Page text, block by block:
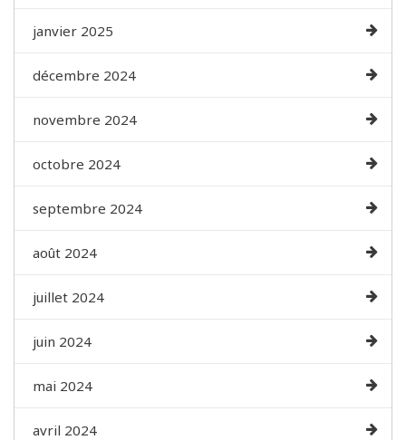
janvier 2025
décembre 2024
novembre 2024
octobre 2024
septembre 2024
août 2024
juillet 2024
juin 2024
mai 2024
avril 2024